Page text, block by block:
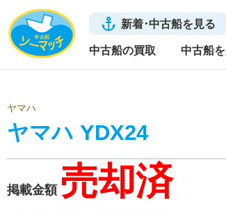
新着･中古船を見る
中古船の買取 中古船
ヤマハ
ヤマハ YDX24
掲載金額 売却済